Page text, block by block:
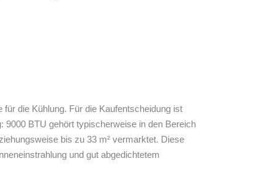
die Kühlung. Für die Kaufentscheidung ist
9000 BTU gehört typischerweise in den Bereich
bis zu 33 m² vermarktet. Diese
und gut abgedichtetem